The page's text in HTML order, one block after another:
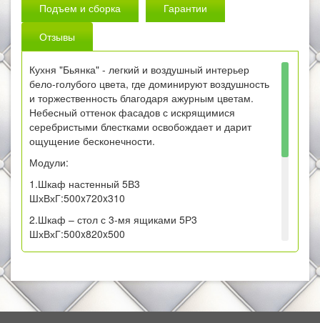
Подъем и сборка
Гарантии
Отзывы
Кухня "Бьянка" - легкий и воздушный интерьер
бело-голубого цвета, где доминируют воздушность
и торжественность благодаря ажурным цветам.
Небесный оттенок фасадов с искрящимися
серебристыми блестками освобождает и дарит
ощущение бесконечности.
Модули:
1.Шкаф настенный 5В3
ШхВхГ:500x720x310
2.Шкаф – стол с 3-мя ящиками 5Р3
ШхВхГ:500x820x500
3.Шкаф - стол рабочий 1-дверный 5Р1
4.Шкаф-стол под мойку 5М1
ШхВхГ:500x820x500